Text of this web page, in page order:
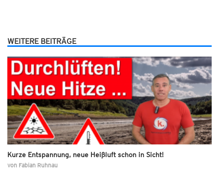
WEITERE BEITRÄGE
Kurze Entspannung, neue Heißluft schon in Sicht!
von Fabian Ruhnau